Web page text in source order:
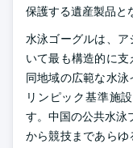
保護する遺産製品と
水泳ゴーグルは、
いて最も構造的に支
同地域の広範な水
リンピック基準施
す。中国の公共水泳
から競技まであら